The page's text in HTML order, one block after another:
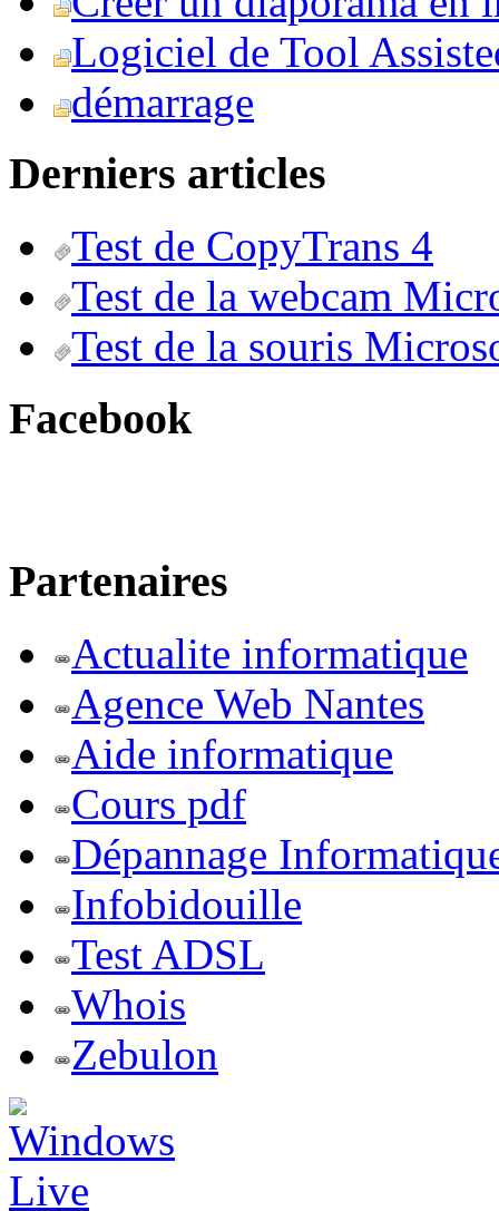
Logiciel de Tool
démarrage
Derniers articles
Test de CopyTrans 4
Test de la webcam
Test de la souris
Facebook
Partenaires
Actualite informatique
Agence Web Nantes
Aide informatique
Cours pdf
Dépannage
Infobidouille
Test ADSL
Whois
Zebulon